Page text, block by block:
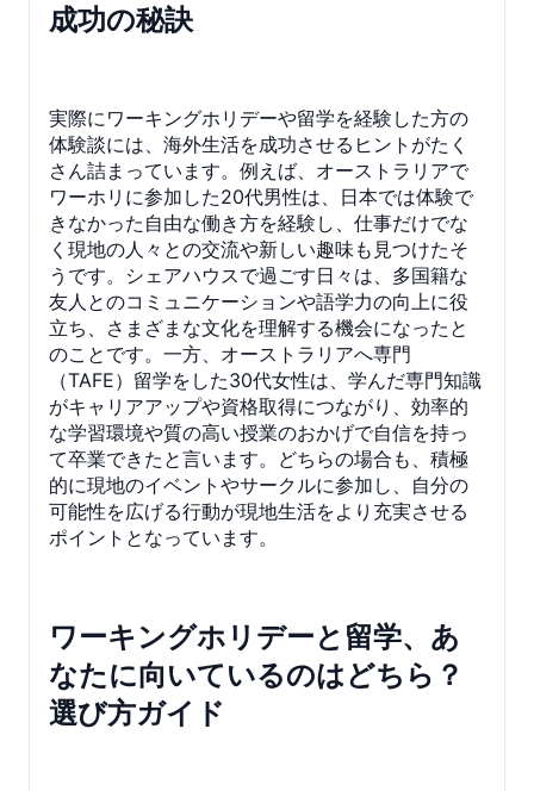
成功の秘訣
実際にワーキングホリデーや留学を経験した方の
体験談には、海外生活を成功させるヒントがたく
さん詰まっています。例えば、オーストラリアで
ワーホリに参加した20代男性は、日本では体験で
きなかった自由な働き方を経験し、仕事だけでな
く現地の人々との交流や新しい趣味も見つけたそ
うです。シェアハウスで過ごす日々は、多国籍な
友人とのコミュニケーションや語学力の向上に役
立ち、さまざまな文化を理解する機会になったと
のことです。一方、オーストラリアへ専門
（TAFE）留学をした30代女性は、学んだ専門知識
がキャリアアップや資格取得につながり、効率的
な学習環境や質の高い授業のおかげで自信を持っ
て卒業できたと言います。どちらの場合も、積極
的に現地のイベントやサークルに参加し、自分の
可能性を広げる行動が現地生活をより充実させる
ポイントとなっています。
ワーキングホリデーと留学、あ
なたに向いているのはどちら？
選び方ガイド